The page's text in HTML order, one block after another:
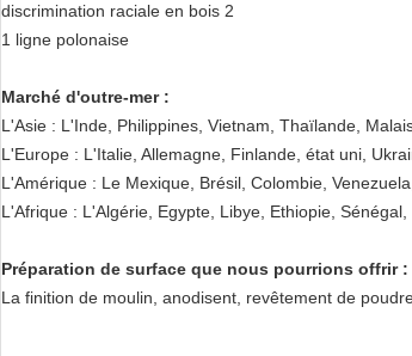
discrimination raciale en bois 2
1 ligne polonaise
Marché d'outre-mer :
L'Asie : L'Inde, Philippines, Vietnam, Thaïlande,
L'Europe : L'Italie, Allemagne, Finlande, état uni,
L'Amérique : Le Mexique, Brésil, Colombie,
L'Afrique : L'Algérie, Egypte, Libye, Ethiopie,
Préparation de surface que nous pourrions offrir :
La finition de moulin, anodisent, revêtement de